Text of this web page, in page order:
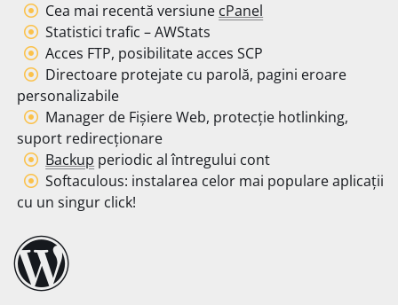
Cea mai recentă versiune cPanel
Statistici trafic – AWStats
Acces FTP, posibilitate acces SCP
Directoare protejate cu parolă, pagini eroare
personalizabile
Manager de Fișiere Web, protecție hotlinking,
suport redirecționare
Backup periodic al întregului cont
Softaculous: instalarea celor mai populare aplicații
cu un singur click!